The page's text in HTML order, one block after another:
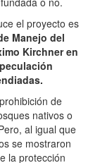
el proyecto es
Manejo del
Kirchner en
de
nativos o
al igual que
se mostraron
la protección